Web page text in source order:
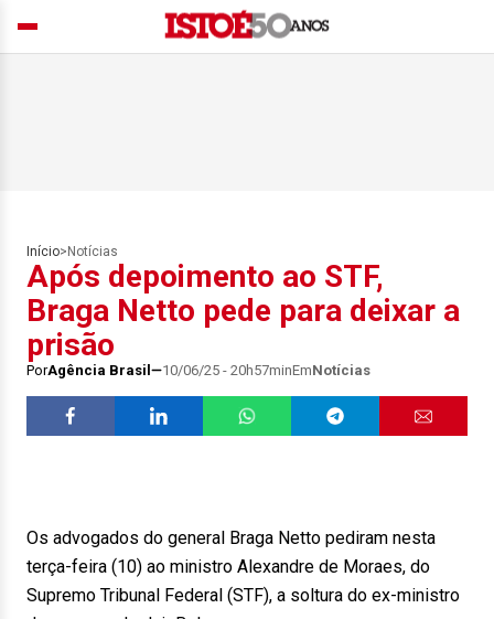
Início> Notícias
Após depoimento ao STF,
Braga Netto pede para deixar a
prisão
PorAgência Brasil 10/06/25 - 20h57minEmNotícias
Os advogados do general Braga Netto pediram nesta
terça-feira (10) ao ministro Alexandre de Moraes, do
Supremo Tribunal Federal (STF), a soltura do ex-ministro